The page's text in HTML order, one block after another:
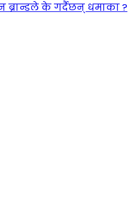
के गर्दैछन् धमाका ?